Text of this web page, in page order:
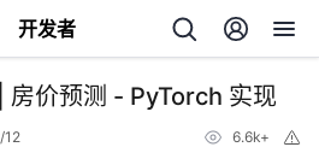
开发者
房价预测 - PyTorch 实现
12 6.6k+